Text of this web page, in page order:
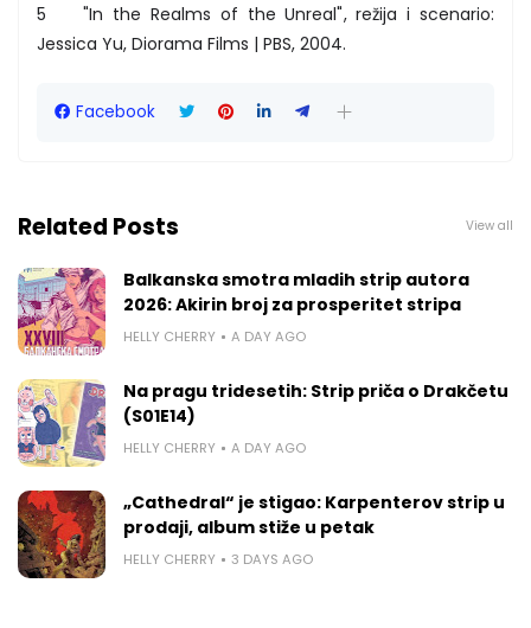
5 "In the Realms of the Unreal", režija i scenario:
Jessica Yu, Diorama Films | PBS, 2004.
Facebook
Related Posts View all
Balkanska smotra mladih strip autora
2026: Akirin broj za prosperitet stripa
HELLY CHERRY A DAY AGO
Na pragu tridesetih: Strip priča o Drakčetu
(S01E14)
HELLY CHERRY A DAY AGO
„Cathedral“ je stigao: Karpenterov strip u
prodaji, album stiže u petak
HELLY CHERRY 3 DAYS AGO